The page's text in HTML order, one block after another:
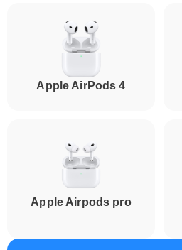
Apple AirPods 4
Apple Airpods pro